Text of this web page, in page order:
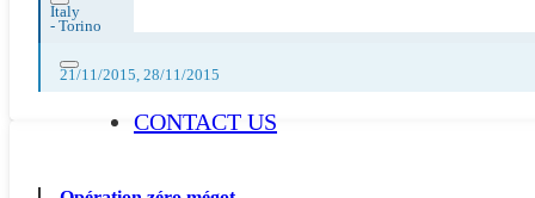
CONTACT US
Italy
- Torino
21/11/2015, 28/11/2015